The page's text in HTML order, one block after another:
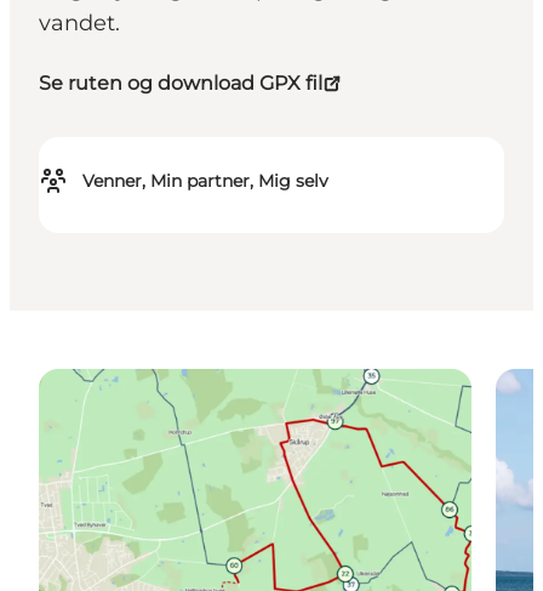
vandet.
Se ruten og download GPX fil
Venner, Min partner, Mig selv